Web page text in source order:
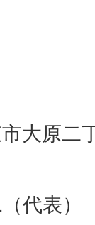
大原二
代表）